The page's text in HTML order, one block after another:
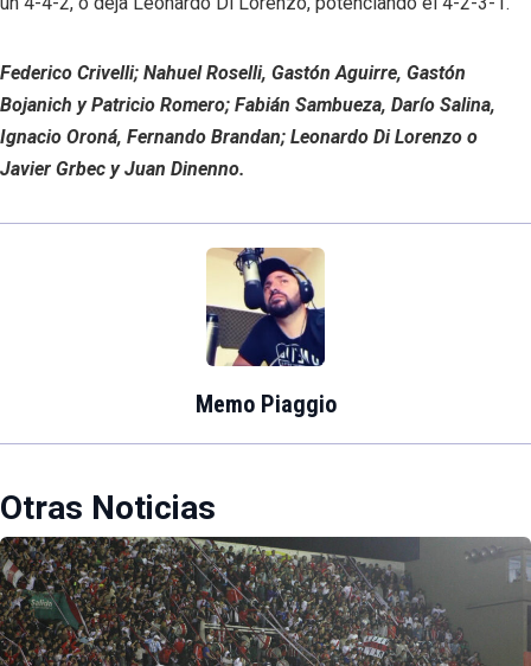
Federico Crivelli; Nahuel Roselli, Gastón Aguirre, Gastón
Bojanich y Patricio Romero; Fabián Sambueza, Darío Salina,
Ignacio Oroná, Fernando Brandan; Leonardo Di Lorenzo o
Javier Grbec y Juan Dinenno.
Memo Piaggio
Otras Noticias